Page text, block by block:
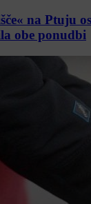
na Ptuju
obe ponudbi